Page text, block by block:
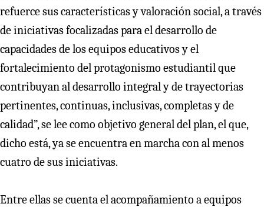
refuerce sus características y valoración social, a través
de iniciativas focalizadas para el desarrollo de
capacidades de los equipos educativos y el
fortalecimiento del protagonismo estudiantil que
contribuyan al desarrollo integral y de trayectorias
pertinentes, continuas, inclusivas, completas y de
calidad”, se lee como objetivo general del plan, el que,
dicho está, ya se encuentra en marcha con al menos
cuatro de sus iniciativas.
Entre ellas se cuenta el acompañamiento a equipos